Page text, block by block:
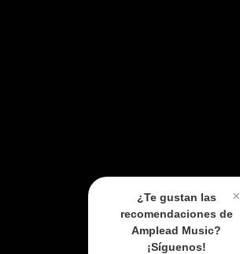
×
¿Te gustan las
recomendaciones de
Amplead Music?
¡Síguenos!